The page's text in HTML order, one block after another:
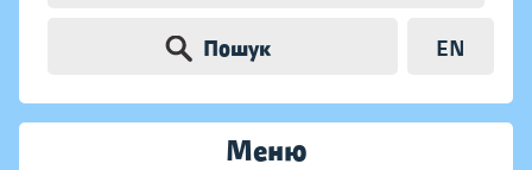
Пошук EN
Меню